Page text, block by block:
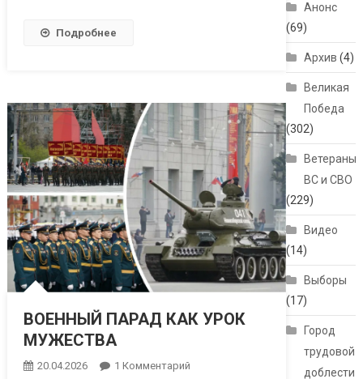
Подробнее
ВОЕННЫЙ ПАРАД КАК УРОК
МУЖЕСТВА
20.04.2026 1 Комментарий
Анонс
(69)
Архив (4)
Великая
Победа
(302)
Ветераны
ВС и СВО
(229)
Видео
(14)
Выборы
(17)
Город
трудовой
доблести